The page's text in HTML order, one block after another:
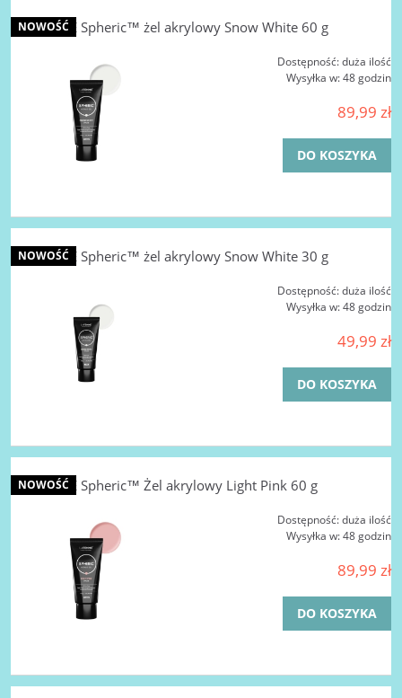
LA FEMME Spheric™ żel akrylowy Snow White 60 g
Dostępność:duża ilość
Wysyłka w:48 godzin
89,99 zł
DO KOSZYKA
NOWOŚĆ
LA FEMME Spheric™ żel akrylowy Snow White 30 g
Dostępność:duża ilość
Wysyłka w:48 godzin
49,99 zł
DO KOSZYKA
NOWOŚĆ
LA FEMME Spheric™ Żel akrylowy Light Pink 60 g
Dostępność:duża ilość
Wysyłka w:48 godzin
89,99 zł
DO KOSZYKA
NOWOŚĆ